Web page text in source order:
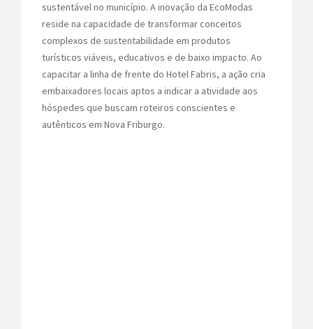
sustentável no município. A inovação da EcoModas
reside na capacidade de transformar conceitos
complexos de sustentabilidade em produtos
turísticos viáveis, educativos e de baixo impacto. Ao
capacitar a linha de frente do Hotel Fabris, a ação cria
embaixadores locais aptos a indicar a atividade aos
hóspedes que buscam roteiros conscientes e
autênticos em Nova Friburgo.